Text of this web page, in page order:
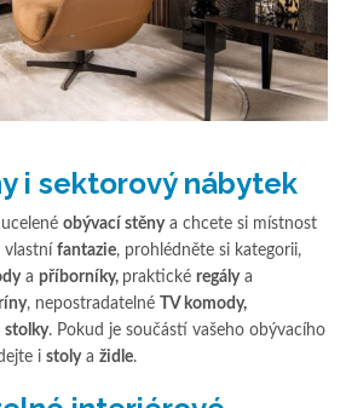
i sektorový nábytek
obývací stěnya chcete si místnost
vlastní fantazie, prohlédněte si kategorii,
a příborníky, praktické regálya
, nepostradatelné
TV komody,
stolky. Pokud je součástí vašeho obývacího
i stolya židle.